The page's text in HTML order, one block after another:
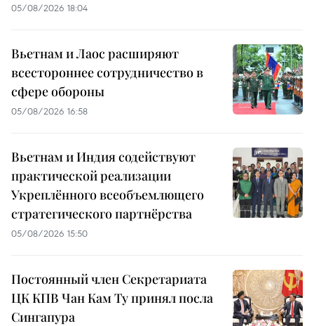
05/08/2026 18:04
Вьетнам и Лаос расширяют
всестороннее сотрудничество в
сфере обороны
05/08/2026 16:58
Вьетнам и Индия содействуют
практической реализации
Укреплённого всеобъемлющего
стратегического партнёрства
05/08/2026 15:50
Постоянный член Секретариата
ЦК КПВ Чан Кам Ту принял посла
Сингапура